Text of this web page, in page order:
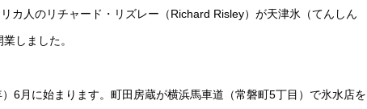
カ人のリチャード・リズレー（Richard Risley）が天津氷（てんしん
しました。
6月に始まります。町田房蔵が横浜馬車道（常磐町5丁目）で氷水店を